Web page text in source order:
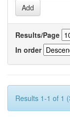
Results/Page
In order
Results 1-1 of 1